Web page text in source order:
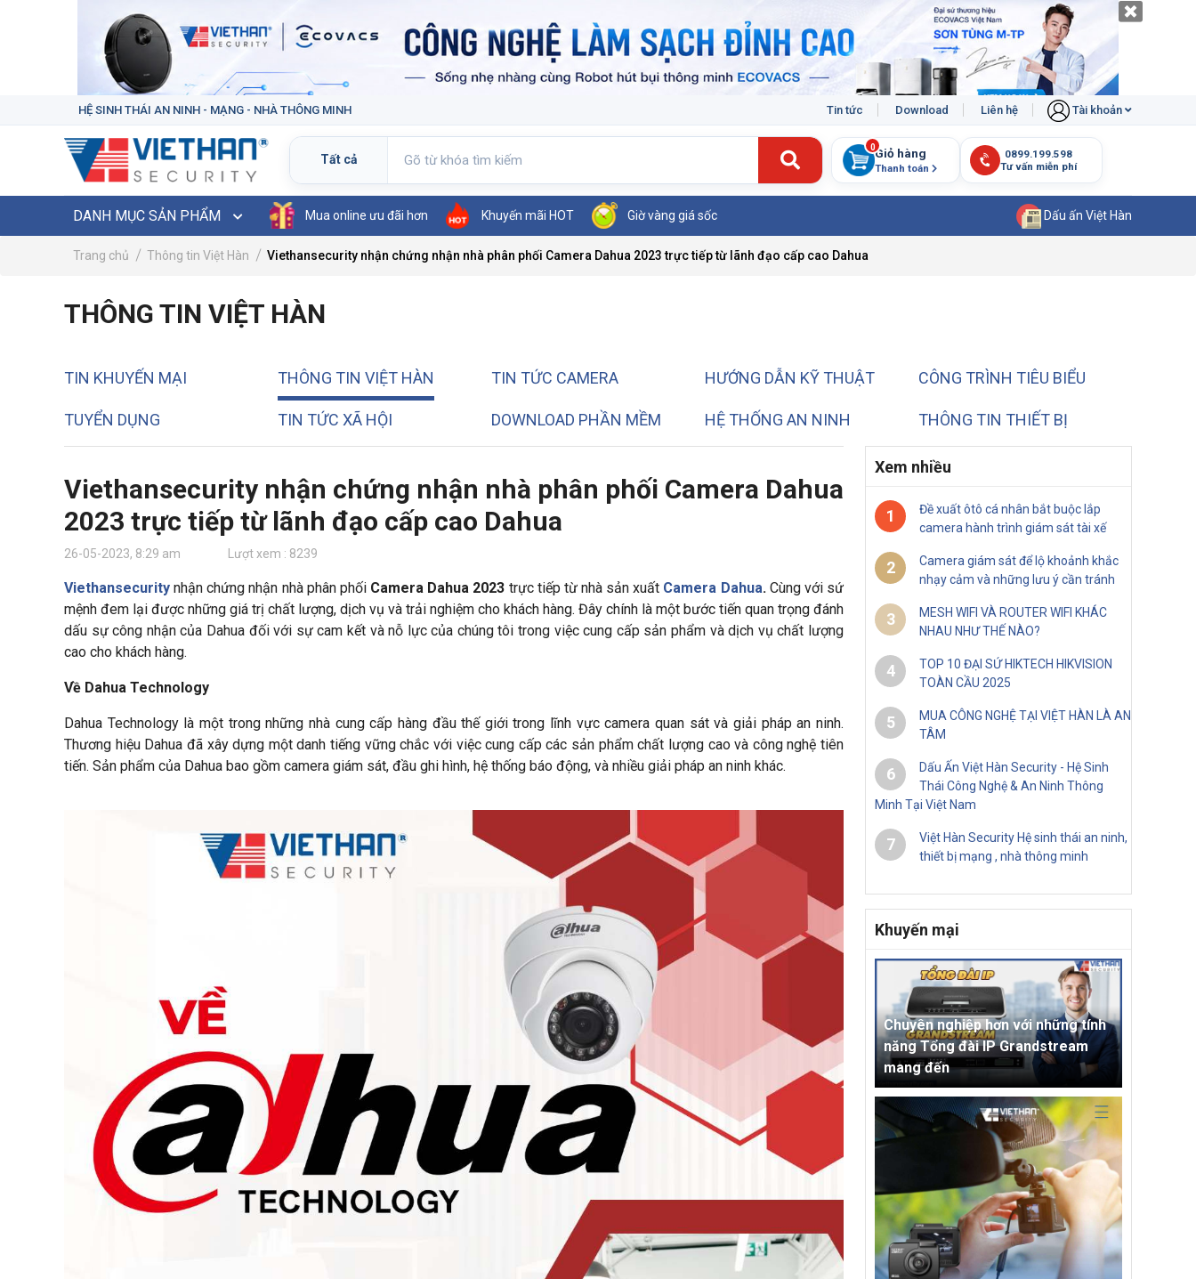
HỆ SINH THÁI AN NINH - MẠNG - NHÀ THÔNG MINH Tin tức Download Liên hệ Tài khoản
Giỏ hàng
Thanh toán
0
DANH MỤC SẢN PHẨM Mua online ưu đãi hơn Khuyến mãi HOT Giờ vàng giá sốc Dấu ấn Việt Hàn
Trang chủ Thông tin Việt Hàn Viethansecurity nhận chứng nhận nhà phân phối Camera Dahua 2023 trực tiếp từ lãnh đạo cấp cao Dahua
THÔNG TIN VIỆT HÀN
TIN KHUYẾN MẠI THÔNG TIN VIỆT HÀN TIN TỨC CAMERA HƯỚNG DẪN KỸ THUẬT CÔNG TRÌNH TIÊU BIỂU
TUYỂN DỤNG TIN TỨC XÃ HỘI DOWNLOAD PHẦN MỀM HỆ THỐNG AN NINH THÔNG TIN THIẾT BỊ
Viethansecurity nhận chứng nhận nhà phân phối Camera Dahua
2023 trực tiếp từ lãnh đạo cấp cao Dahua
26-05-2023, 8:29 am Lượt xem : 8239
Viethansecurity nhận chứng nhận nhà phân phối Camera Dahua 2023 trực tiếp từ nhà sản xuất Camera Dahua.Cùng với sứ
mệnh đem lại được những giá trị chất lượng, dịch vụ và trải nghiệm cho khách hàng. Đây chính là một bước tiến quan trọng đánh
dấu sự công nhận của Dahua đối với sự cam kết và nỗ lực của chúng tôi trong việc cung cấp sản phẩm và dịch vụ chất lượng
cao cho khách hàng.
Về Dahua Technology
Dahua Technology là một trong những nhà cung cấp hàng đầu thế giới trong lĩnh vực camera quan sát và giải pháp an ninh.
Thương hiệu Dahua đã xây dựng một danh tiếng vững chắc với việc cung cấp các sản phẩm chất lượng cao và công nghệ tiên
tiến. Sản phẩm của Dahua bao gồm camera giám sát, đầu ghi hình, hệ thống báo động, và nhiều giải pháp an ninh khác.
Xem nhiều
1
Đề xuất ôtô cá nhân bắt buộc lắp
camera hành trình giám sát tài xế
2
Camera giám sát để lộ khoảnh khắc
nhạy cảm và những lưu ý cần tránh
3
MESH WIFI VÀ ROUTER WIFI KHÁC
NHAU NHƯ THẾ NÀO?
4
TOP 10 ĐẠI SỨ HIKTECH HIKVISION
TOÀN CẦU 2025
5
MUA CÔNG NGHỆ TẠI VIỆT HÀN LÀ AN
TÂM
6
Dấu Ấn Việt Hàn Security - Hệ Sinh
Thái Công Nghệ & An Ninh Thông
Minh Tại Việt Nam
7
Việt Hàn Security Hệ sinh thái an ninh,
thiết bị mạng , nhà thông minh
Khuyến mại
Chuyên nghiệp hơn với những tính
năng Tổng đài IP Grandstream
mang đến